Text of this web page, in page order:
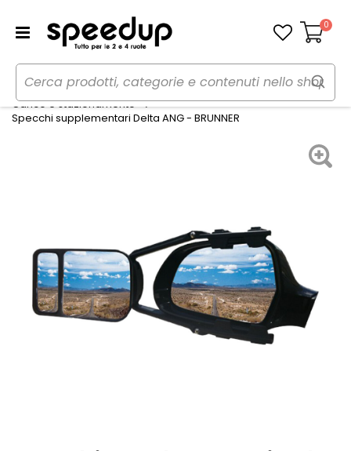
Carrello
0
Home OUTDOOR
Camper
Carico e stazionamento
Specchi supplementari Delta ANG - BRUNNER